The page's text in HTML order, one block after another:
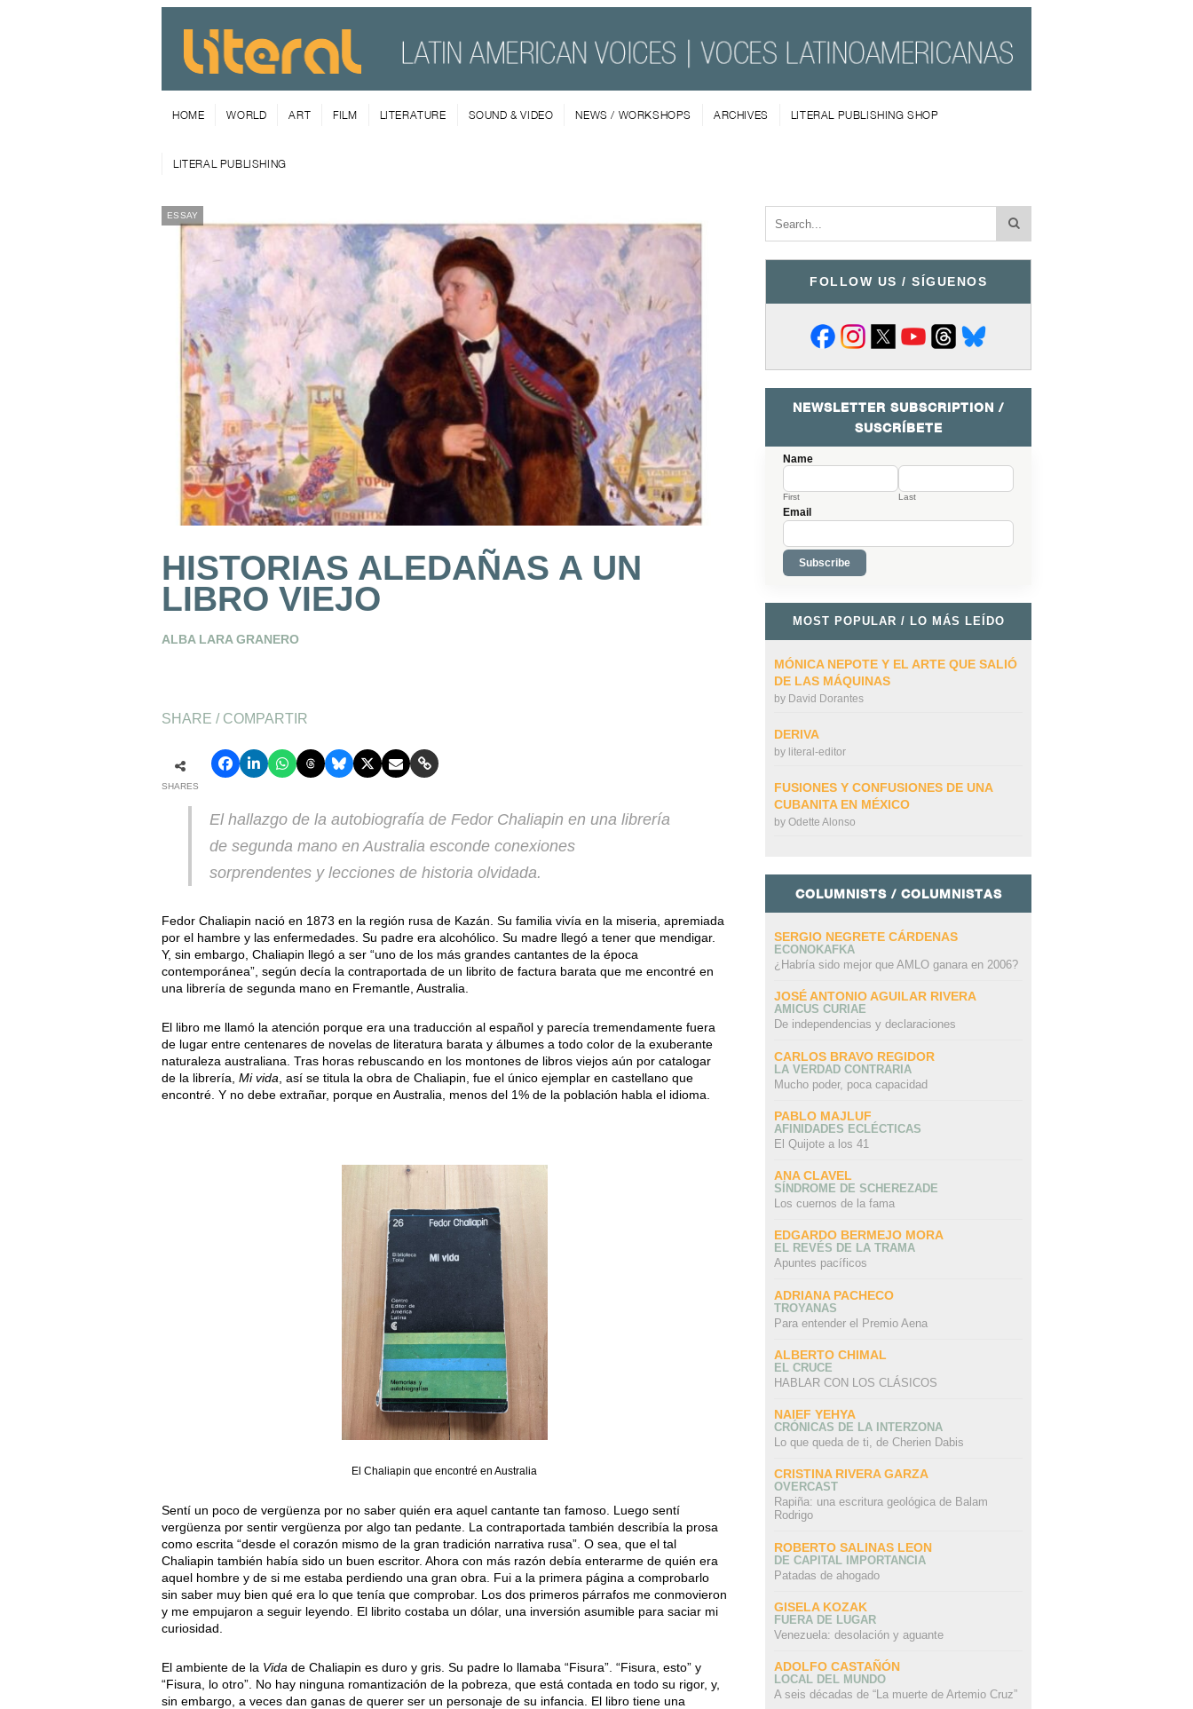
HOME WORLD ART FILM LITERATURE SOUND & VIDEO NEWS / WORKSHOPS ARCHIVES LITERAL PUBLISHING SHOP
LITERAL PUBLISHING
ESSAY
HISTORIAS ALEDAÑAS A UN
LIBRO VIEJO
ALBA LARA GRANERO
SHARE / COMPARTIR
SHARES
El hallazgo de la autobiografía de Fedor Chaliapin en una librería
de segunda mano en Australia esconde conexiones
sorprendentes y lecciones de historia olvidada.
Fedor Chaliapin nació en 1873 en la región rusa de Kazán. Su familia vivía en la miseria, apremiada
por el hambre y las enfermedades. Su padre era alcohólico. Su madre llegó a tener que mendigar.
Y, sin embargo, Chaliapin llegó a ser “uno de los más grandes cantantes de la época
contemporánea”, según decía la contraportada de un librito de factura barata que me encontré en
una librería de segunda mano en Fremantle, Australia.
El libro me llamó la atención porque era una traducción al español y parecía tremendamente fuera
de lugar entre centenares de novelas de literatura barata y álbumes a todo color de la exuberante
naturaleza australiana. Tras horas rebuscando en los montones de libros viejos aún por catalogar
de la librería, Mi vida, así se titula la obra de Chaliapin, fue el único ejemplar en castellano que
encontré. Y no debe extrañar, porque en Australia, menos del 1% de la población habla el idioma.
El Chaliapin que encontré en Australia
Sentí un poco de vergüenza por no saber quién era aquel cantante tan famoso. Luego sentí
vergüenza por sentir vergüenza por algo tan pedante. La contraportada también describía la prosa
como escrita “desde el corazón mismo de la gran tradición narrativa rusa”. O sea, que el tal
Chaliapin también había sido un buen escritor. Ahora con más razón debía enterarme de quién era
aquel hombre y de si me estaba perdiendo una gran obra. Fui a la primera página a comprobarlo
sin saber muy bien qué era lo que tenía que comprobar. Los dos primeros párrafos me conmovieron
y me empujaron a seguir leyendo. El librito costaba un dólar, una inversión asumible para saciar mi
curiosidad.
El ambiente de la Vida de Chaliapin es duro y gris. Su padre lo llamaba “Fisura”. “Fisura, esto” y
“Fisura, lo otro”. No hay ninguna romantización de la pobreza, que está contada en todo su rigor, y,
sin embargo, a veces dan ganas de querer ser un personaje de su infancia. El libro tiene una
FOLLOW US / SÍGUENOS
NEWSLETTER SUBSCRIPTION /
SUSCRÍBETE
Name
First Last
Email
MOST POPULAR / LO MÁS LEÍDO
MÓNICA NEPOTE Y EL ARTE QUE SALIÓ
DE LAS MÁQUINAS
by David Dorantes
DERIVA
by literal-editor
FUSIONES Y CONFUSIONES DE UNA
CUBANITA EN MÉXICO
by Odette Alonso
COLUMNISTS / COLUMNISTAS
SERGIO NEGRETE CÁRDENAS
ECONOKAFKA
¿Habría sido mejor que AMLO ganara en 2006?
JOSÉ ANTONIO AGUILAR RIVERA
AMICUS CURIAE
De independencias y declaraciones
CARLOS BRAVO REGIDOR
LA VERDAD CONTRARIA
Mucho poder, poca capacidad
PABLO MAJLUF
AFINIDADES ECLÉCTICAS
El Quijote a los 41
ANA CLAVEL
SÍNDROME DE SCHEREZADE
Los cuernos de la fama
EDGARDO BERMEJO MORA
EL REVÉS DE LA TRAMA
Apuntes pacíficos
ADRIANA PACHECO
TROYANAS
Para entender el Premio Aena
ALBERTO CHIMAL
EL CRUCE
HABLAR CON LOS CLÁSICOS
NAIEF YEHYA
CRÓNICAS DE LA INTERZONA
Lo que queda de ti, de Cherien Dabis
CRISTINA RIVERA GARZA
OVERCAST
Rapiña: una escritura geológica de Balam
Rodrigo
ROBERTO SALINAS LEON
DE CAPITAL IMPORTANCIA
Patadas de ahogado
GISELA KOZAK
FUERA DE LUGAR
Venezuela: desolación y aguante
ADOLFO CASTAÑÓN
LOCAL DEL MUNDO
A seis décadas de “La muerte de Artemio Cruz”